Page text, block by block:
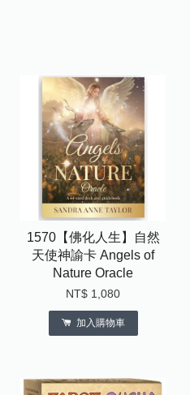
1570【佛化人生】自然
天使神諭卡 Angels of
Nature Oracle
NT$ 1,080
加入購物車